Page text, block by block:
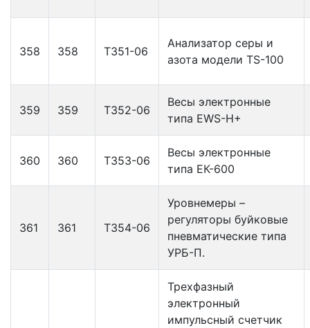
358 358 Т351-06
Анализатор серы и
азота модели TS-100
359 359 Т352-06
Весы электронные
типа EWS-H+
360 360 Т353-06
Весы электронные
типа EК-600
361 361 Т354-06
Уровнемеры –
регуляторы буйковые
пневматические типа
УРБ-П.
Трехфазный
электронный
импульсный счетчик